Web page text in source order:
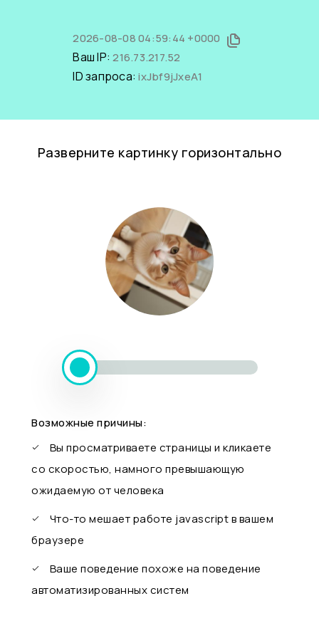
2026-08-08 04:59:44 +0000
Ваш IP:216.73.217.52
ID запроса:ixJbf9jJxeA1
Разверните картинку горизонтально
Возможные причины:
Вы просматриваете страницы и кликаете
со скоростью, намного превышающую
ожидаемую от человека
Что-то мешает работе javascript в вашем
браузере
Ваше поведение похоже на поведение
автоматизированных систем